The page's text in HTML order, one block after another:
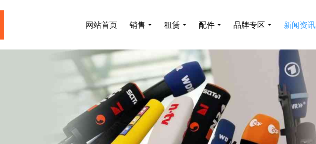
网站首页 销售 租赁 配件 品牌专区 新闻资讯